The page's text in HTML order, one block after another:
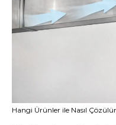
Hangi Ürünler ile Nasıl